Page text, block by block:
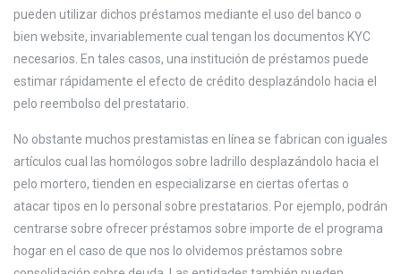
pueden utilizar dichos préstamos mediante el uso del banco o
bien website, invariablemente cual tengan los documentos KYC
necesarios. En tales casos, una institución de préstamos puede
estimar rápidamente el efecto de crédito desplazándolo hacia el
pelo reembolso del prestatario.
No obstante muchos prestamistas en línea se fabrican con iguales
artículos cual las homólogos sobre ladrillo desplazándolo hacia el
pelo mortero, tienden en especializarse en ciertas ofertas o
atacar tipos en lo personal sobre prestatarios. Por ejemplo, podrán
centrarse sobre ofrecer préstamos sobre importe de el programa
hogar en el caso de que nos lo olvidemos préstamos sobre